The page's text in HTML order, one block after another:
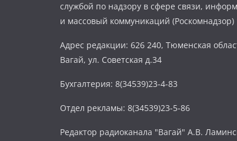
службой по надзору в сфере связи,
и массовый коммуникаций (Роскомнадзор)
Адрес редакции: 626 240, Тюменская
Вагай, ул. Советская д.34
Бухгалтерия: 8(34539)23-4-83
Отдел рекламы: 8(34539)23-5-86
Редактор радиоканала "Вагай" А.В.